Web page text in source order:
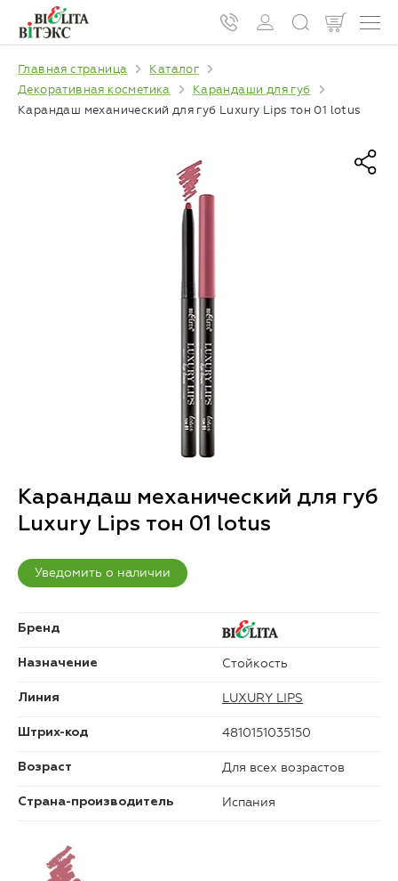
Главная страница
Каталог
Декоративная косметика
Карандаши для губ
Карандаш механический для губ Luxury Lips тон 01 lotus
Карандаш механический для губ
Luxury Lips тон 01 lotus
Уведомить о наличии
Бренд
Назначение Стойкость
Линия LUXURY LIPS
Штрих-код 4810151035150
Возраст Для всех возрастов
Страна-производитель Испания